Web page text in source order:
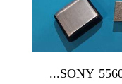
دستگاه ضبط صدا سونی مدل SONY 5560 - حافظه 16 گیگابایت